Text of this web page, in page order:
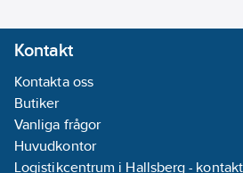
Kontakt
Kontakta oss
Butiker
Vanliga frågor
Huvudkontor
Logistikcentrum i Hallsberg -